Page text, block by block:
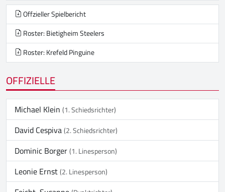
Offzieller Spielbericht
Roster: Bietigheim Steelers
Roster: Krefeld Pinguine
OFFIZIELLE
Michael Klein(1. Schiedsrichter)
David Cespiva(2. Schiedsrichter)
Dominic Borger(1. Linesperson)
Leonie Ernst(2. Linesperson)